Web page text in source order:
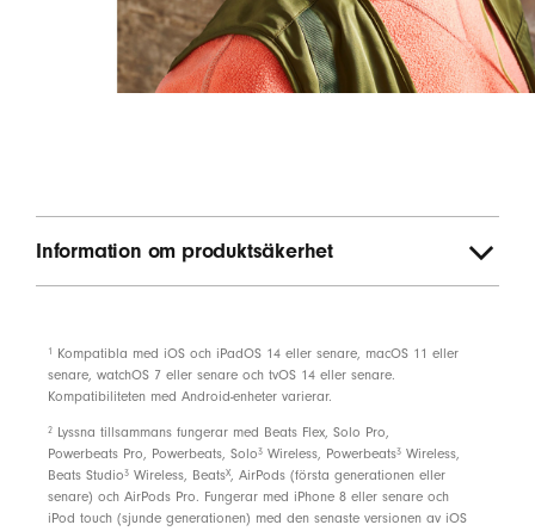
du har tappat bort den
Android-kompatibla
Usb-c-laddningskontakt (medföljer)
Reglage
Inbyggda reglage för musik, samtal och röstassistent
Inbyggd mikrofon med reducering av vindbrus för
bättre röstkvalitet
Information om produktsäkerhet
1
Kompatibla med iOS och iPadOS 14 eller senare, macOS 11 eller
senare, watchOS 7 eller senare och tvOS 14 eller senare.
Kompatibiliteten med Android-enheter varierar.
2
Lyssna tillsammans fungerar med Beats Flex, Solo Pro,
Powerbeats Pro, Powerbeats, Solo3 Wireless, Powerbeats3 Wireless,
Beats Studio3 Wireless, BeatsX, AirPods (första generationen eller
senare) och AirPods Pro. Fungerar med iPhone 8 eller senare och
iPod touch (sjunde generationen) med den senaste versionen av iOS